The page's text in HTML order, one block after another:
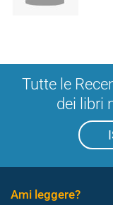
Tutte le
dei libri
Ami leggere?